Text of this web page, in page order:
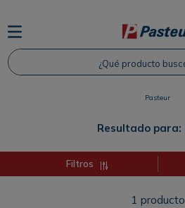
¿Qué producto buscas?
Pasteur
Resultado para:
Filtros
1 producto
TÉRMINOS MÁS BUSCADOS
1
2. Proteina